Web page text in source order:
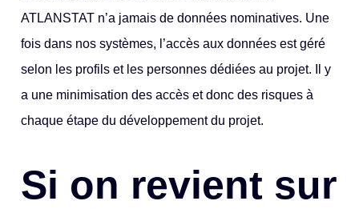
ATLANSTAT n’a jamais de données nominatives. Une
fois dans nos systèmes, l’accès aux données est géré
selon les profils et les personnes dédiées au projet. Il y
a une minimisation des accès et donc des risques à
chaque étape du développement du projet.
Si on revient sur